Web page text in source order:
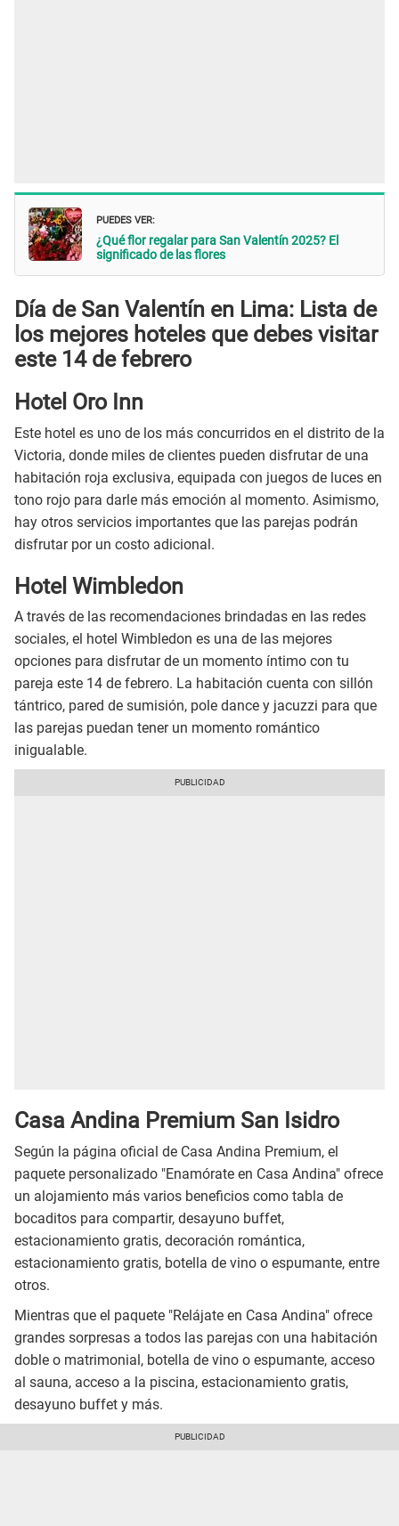
PUEDES VER:
¿Qué flor regalar para San Valentín 2025? El
significado de las flores
Día de San Valentín en Lima: Lista de
los mejores hoteles que debes visitar
este 14 de febrero
Hotel Oro Inn
Este hotel es uno de los más concurridos en el distrito de la
Victoria, donde miles de clientes pueden disfrutar de una
habitación roja exclusiva, equipada con juegos de luces en
tono rojo para darle más emoción al momento. Asimismo,
hay otros servicios importantes que las parejas podrán
disfrutar por un costo adicional.
Hotel Wimbledon
A través de las recomendaciones brindadas en las redes
sociales, el hotel Wimbledon es una de las mejores
opciones para disfrutar de un momento íntimo con tu
pareja este 14 de febrero. La habitación cuenta con sillón
tántrico, pared de sumisión, pole dance y jacuzzi para que
las parejas puedan tener un momento romántico
inigualable.
Casa Andina Premium San Isidro
Según la página oficial de Casa Andina Premium, el
paquete personalizado "Enamórate en Casa Andina" ofrece
un alojamiento más varios beneficios como tabla de
bocaditos para compartir, desayuno buffet,
estacionamiento gratis, decoración romántica,
estacionamiento gratis, botella de vino o espumante, entre
otros.
Mientras que el paquete "Relájate en Casa Andina" ofrece
grandes sorpresas a todos las parejas con una habitación
doble o matrimonial, botella de vino o espumante, acceso
al sauna, acceso a la piscina, estacionamiento gratis,
desayuno buffet y más.